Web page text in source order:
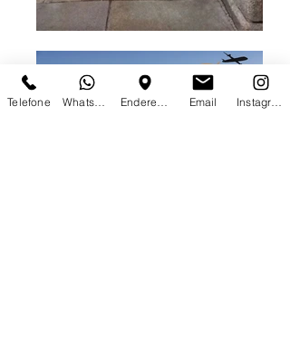
Telefone Email